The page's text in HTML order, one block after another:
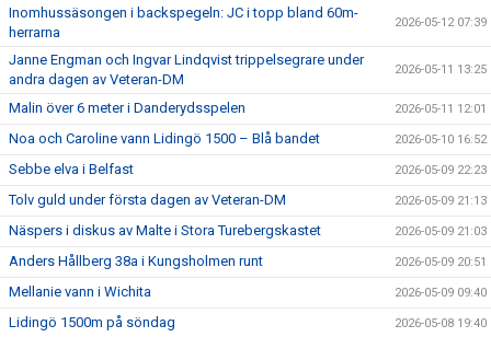
Inomhussäsongen i backspegeln: JC i topp bland 60m-
herrarna
2026-05-12 07:39
Janne Engman och Ingvar Lindqvist trippelsegrare under
andra dagen av Veteran-DM
2026-05-11 13:25
Malin över 6 meter i Danderydsspelen 2026-05-11 12:01
Noa och Caroline vann Lidingö 1500 – Blå bandet 2026-05-10 16:52
Sebbe elva i Belfast 2026-05-09 22:23
Tolv guld under första dagen av Veteran-DM 2026-05-09 21:13
Näspers i diskus av Malte i Stora Turebergskastet 2026-05-09 21:03
Anders Hållberg 38a i Kungsholmen runt 2026-05-09 20:51
Mellanie vann i Wichita 2026-05-09 09:40
Lidingö 1500m på söndag 2026-05-08 19:40